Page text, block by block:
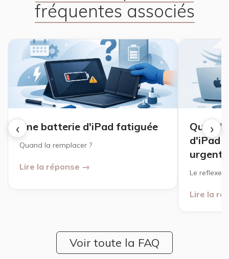
fréquentes associés
‹ ›
Une batterie d'iPad fatiguée
Quand la remplacer ?
Lire la réponse →
Quand
d'iPad
Le reflexe
Lire la
Voir toute la FAQ